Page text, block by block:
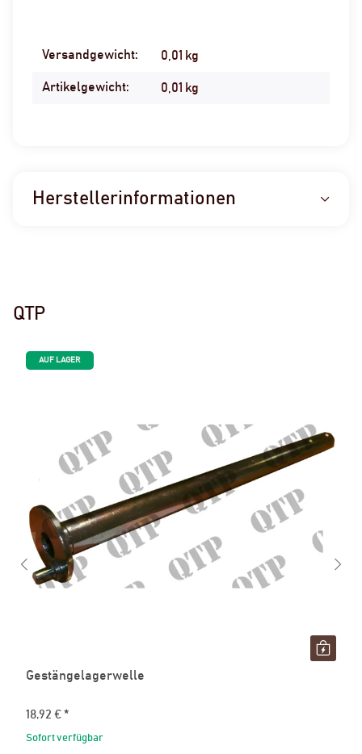
Produkteigenschaft
Wert
Versandgewicht: 0,01 kg
Artikelgewicht: 0,01 kg
Herstellerinformationen
QTP
AUF LAGER
Gestängelagerwelle
18,92 € *
Sofort verfügbar